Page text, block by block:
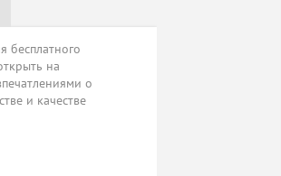
бесплатного
на
о
и качестве